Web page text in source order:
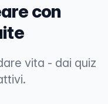
con
vita - dai quiz